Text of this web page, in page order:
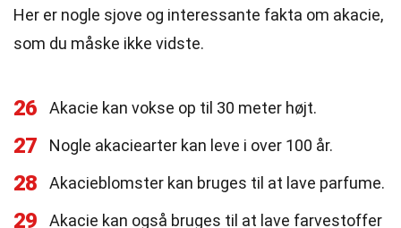
Her er nogle sjove og interessante fakta om akacie,
som du måske ikke vidste.
26 Akacie kan vokse op til 30 meter højt.
27 Nogle akaciearter kan leve i over 100 år.
28 Akacieblomster kan bruges til at lave parfume.
29
Akacie kan også bruges til at lave farvestoffer